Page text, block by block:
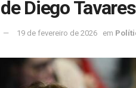
Diego
19 de fevereiro de 2026 em